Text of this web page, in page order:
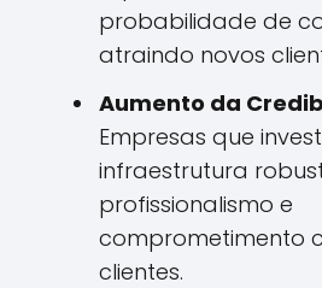
probabilidade de
atraindo novos
Aumento da
Empresas que
infraestrutura
profissionalismo e
comprometimento
clientes.